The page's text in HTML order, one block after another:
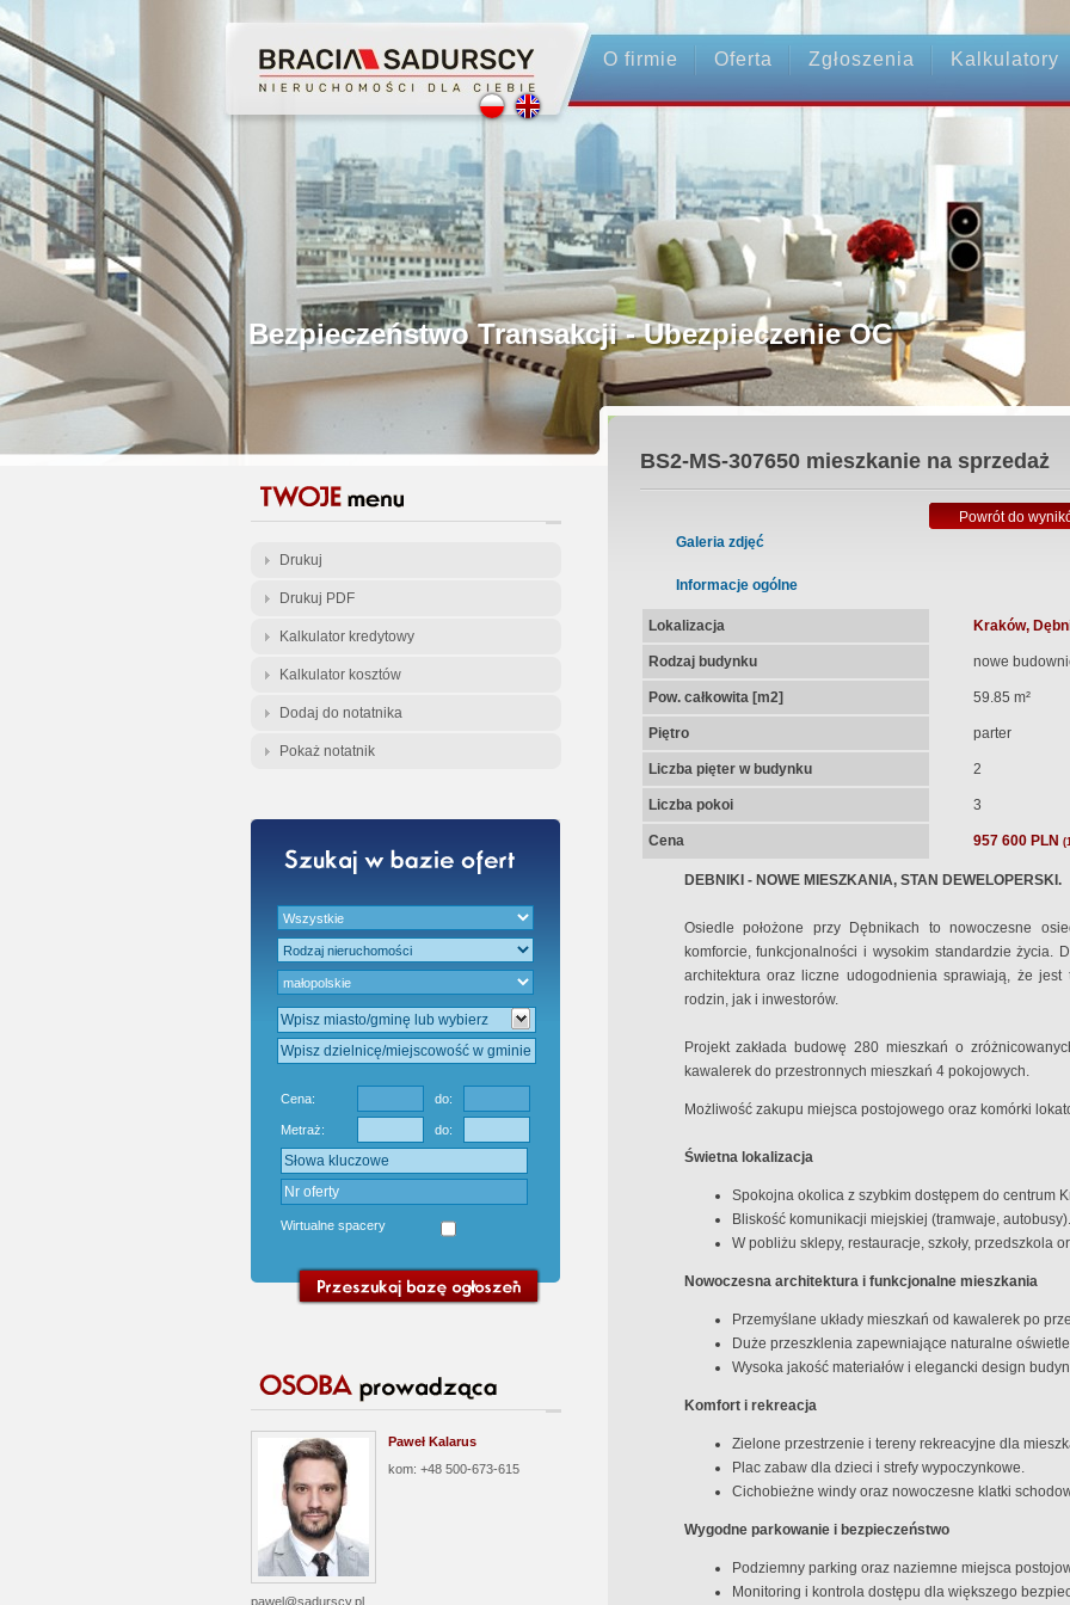
O firmie Oferta Zgłoszenia Kalkulatory
Profesjonalne Pośrednictwo
Bezpieczeństwo Transakcji - Ubezpieczenie OC
Licencjonowani Pośrednicy
Gwarancja Zwrotu Zadatku
Gratis - Przedwstępna Umowa Notarialna
Drukuj
Drukuj PDF
Kalkulator kredytowy
Kalkulator kosztów
Dodaj do notatnika
Pokaż notatnik
Cena: do:
Metraż: do:
Wirtualne spacery
Paweł Kalarus
kom: +48 500-673-615
pawel@sadurscy.pl
BS2-MS-307650mieszkanie na sprzedaż
Powrót do
Galeria zdjęć
Informacje ogólne
Lokalizacja Kraków,
Rodzaj budynku nowe
Pow. całkowita [m2] 59.85 m²
Piętro parter
Liczba pięter w budynku 2
Liczba pokoi 3
Cena 957 600 PLN
DEBNIKI - NOWE MIESZKANIA, STAN DEWELOPERSKI.
Osiedle położone przy Dębnikach to nowoczesne
komforcie, funkcjonalności i wysokim standardzie życia.
architektura oraz liczne udogodnienia sprawiają, że
rodzin, jak i inwestorów.
Projekt zakłada budowę 280 mieszkań o
kawalerek do przestronnych mieszkań 4 pokojowych.
Możliwość zakupu miejsca postojowego oraz komórki
Świetna lokalizacja
Spokojna okolica z szybkim dostępem do centrum
Bliskość komunikacji miejskiej (tramwaje, autobusy).
W pobliżu sklepy, restauracje, szkoły, przedszkola
Nowoczesna architektura i funkcjonalne mieszkania
Przemyślane układy mieszkań od kawalerek po
Duże przeszklenia zapewniające naturalne
Wysoka jakość materiałów i elegancki design
Komfort i rekreacja
Zielone przestrzenie i tereny rekreacyjne dla
Plac zabaw dla dzieci i strefy wypoczynkowe.
Cichobieżne windy oraz nowoczesne klatki
Wygodne parkowanie i bezpieczeństwo
Podziemny parking oraz naziemne miejsca
Monitoring i kontrola dostępu dla większego